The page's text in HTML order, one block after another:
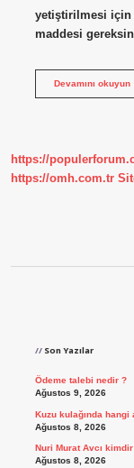
yetiştirilmesi için
maddesi
Devamını okuyun
https://
https://omh.com.tr
Son Yazılar
Ödeme talebi nedir ?
Ağustos 9, 2026
Kuzu kulağında hangi
Ağustos 8, 2026
Nuri Murat Avcı
Ağustos 8, 2026